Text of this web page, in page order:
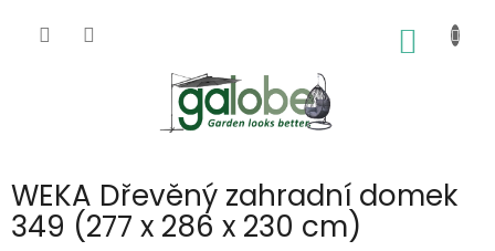
WEKA Dřevěný zahradní domek
349 (277 x 286 x 230 cm)